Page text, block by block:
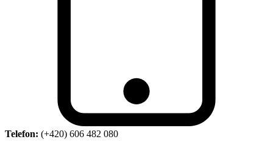
Telefon: (+420) 606 482 080